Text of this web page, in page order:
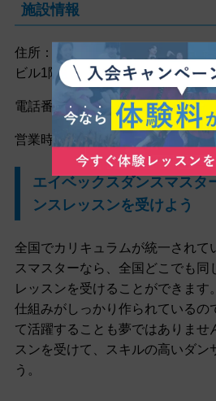
施設情報
住所：〒500-8383 岐阜市江添2
ビル1階
電話番号：058-276-7001
営業時間：15:00-21:00（月曜〜土
エイベックスダンスマスタ
ンスレッスンを受けよう
全国でカリキュラムが統一されて
スマスターなら、全国どこでも同
レッスンを受けることができます
仕組みがしっかり作られているの
て活躍することも夢ではありませ
スンを受けて、スキルの高いダン
う。